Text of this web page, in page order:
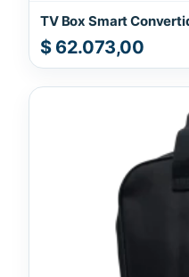
TV Box Smart
$62.073,00